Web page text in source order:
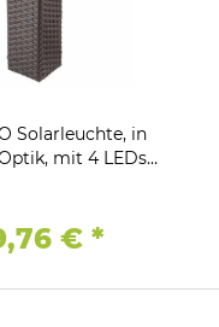
Solarleuchte, in
mit 4 LEDs
€ *